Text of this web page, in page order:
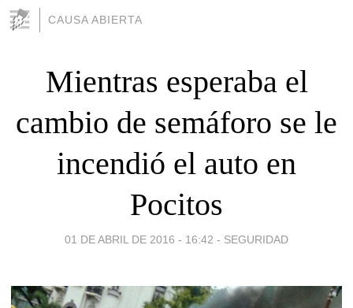
CAUSA ABIERTA
Mientras esperaba el
cambio de semáforo se le
incendió el auto en
Pocitos
01 DE ABRIL DE 2016 - 16:42 - SEGURIDAD